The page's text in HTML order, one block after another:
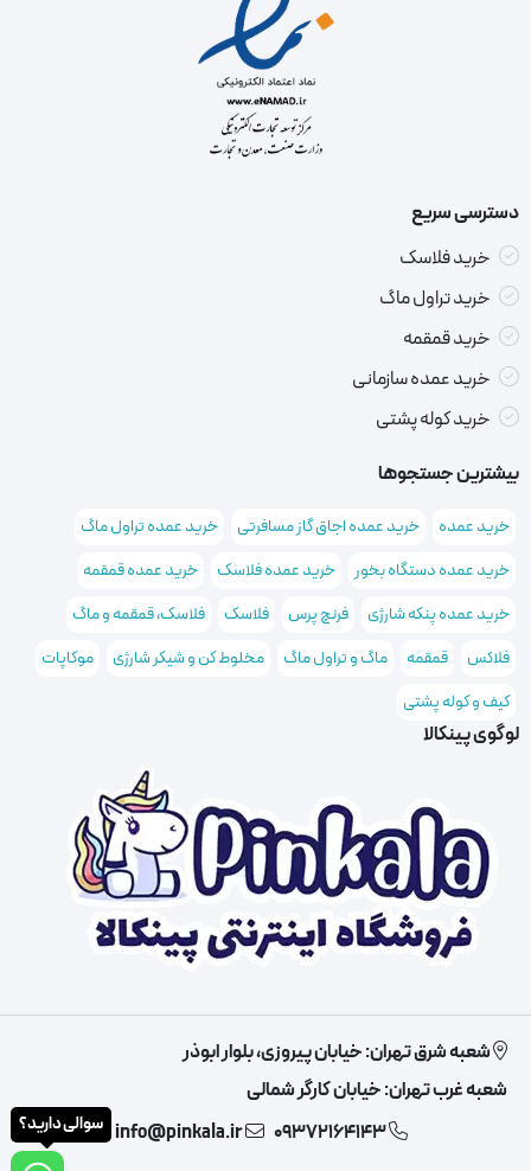
دسترسی سریع
خرید فلاسک
خرید تراول ماگ
خرید قمقمه
خرید عمده سازمانی
خرید کوله پشتی
بیشترین جستجوها
خرید عمده خرید عمده اجاق گاز مسافرتی
خرید عمده تراول ماگ
خرید عمده دستگاه بخور
خرید عمده فلاسک
خرید عمده قمقمه
خرید عمده پنکه شارژی
فرنچ پرس فلاسک
فلاسک، قمقمه و ماگ
فلاکس
قمقمه ماگ و تراول ماگ مخلوط کن و شیکر شارژی
موکاپات
کیف و کوله پشتی
لوگوی پینکالا
شعبه شرق تهران: خیابان پیروزی، بلوار ابوذر
شعبه غرب تهران: خیابان کارگر شمالی
09372164143
info@pinkala.ir سوالی دارید؟